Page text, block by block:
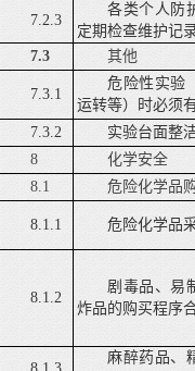
7.2.3
各类个人防
定期检查维护记
7.3
其他
7.3.1
危险性实验
运转等）时必须
7.3.2
实验台面整
8
化学安全
8.1
危险化学品
8.1.1 危险化学品
8.1.2
剧毒品、易
炸品的购买程序
麻醉药品、